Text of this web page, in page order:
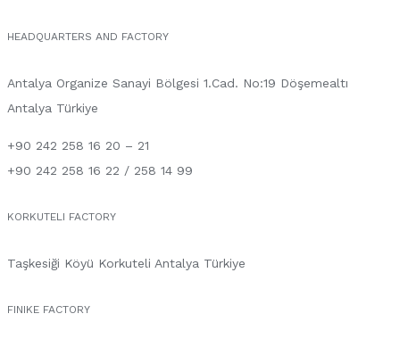
HEADQUARTERS AND FACTORY
Antalya Organize Sanayi Bölgesi 1.Cad. No:19 Döşemealtı
Antalya Türkiye
+90 242 258 16 20 – 21
+90 242 258 16 22 / 258 14 99
KORKUTELI FACTORY
Taşkesiği Köyü Korkuteli Antalya Türkiye
FINIKE FACTORY